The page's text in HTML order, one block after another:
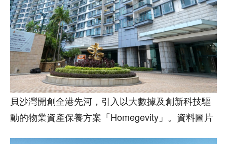
貝沙灣開創全港先河，引入以大數據及創新科技驅
動的物業資產保養方案「Homegevity」。資料圖片